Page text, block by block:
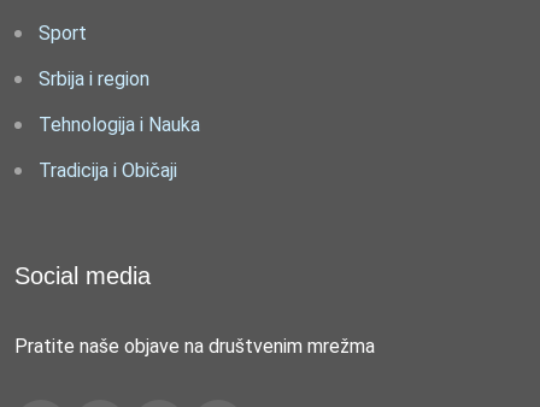
Sport
Srbija i region
Tehnologija i Nauka
Tradicija i Običaji
Social media
Pratite naše objave na društvenim mrežma